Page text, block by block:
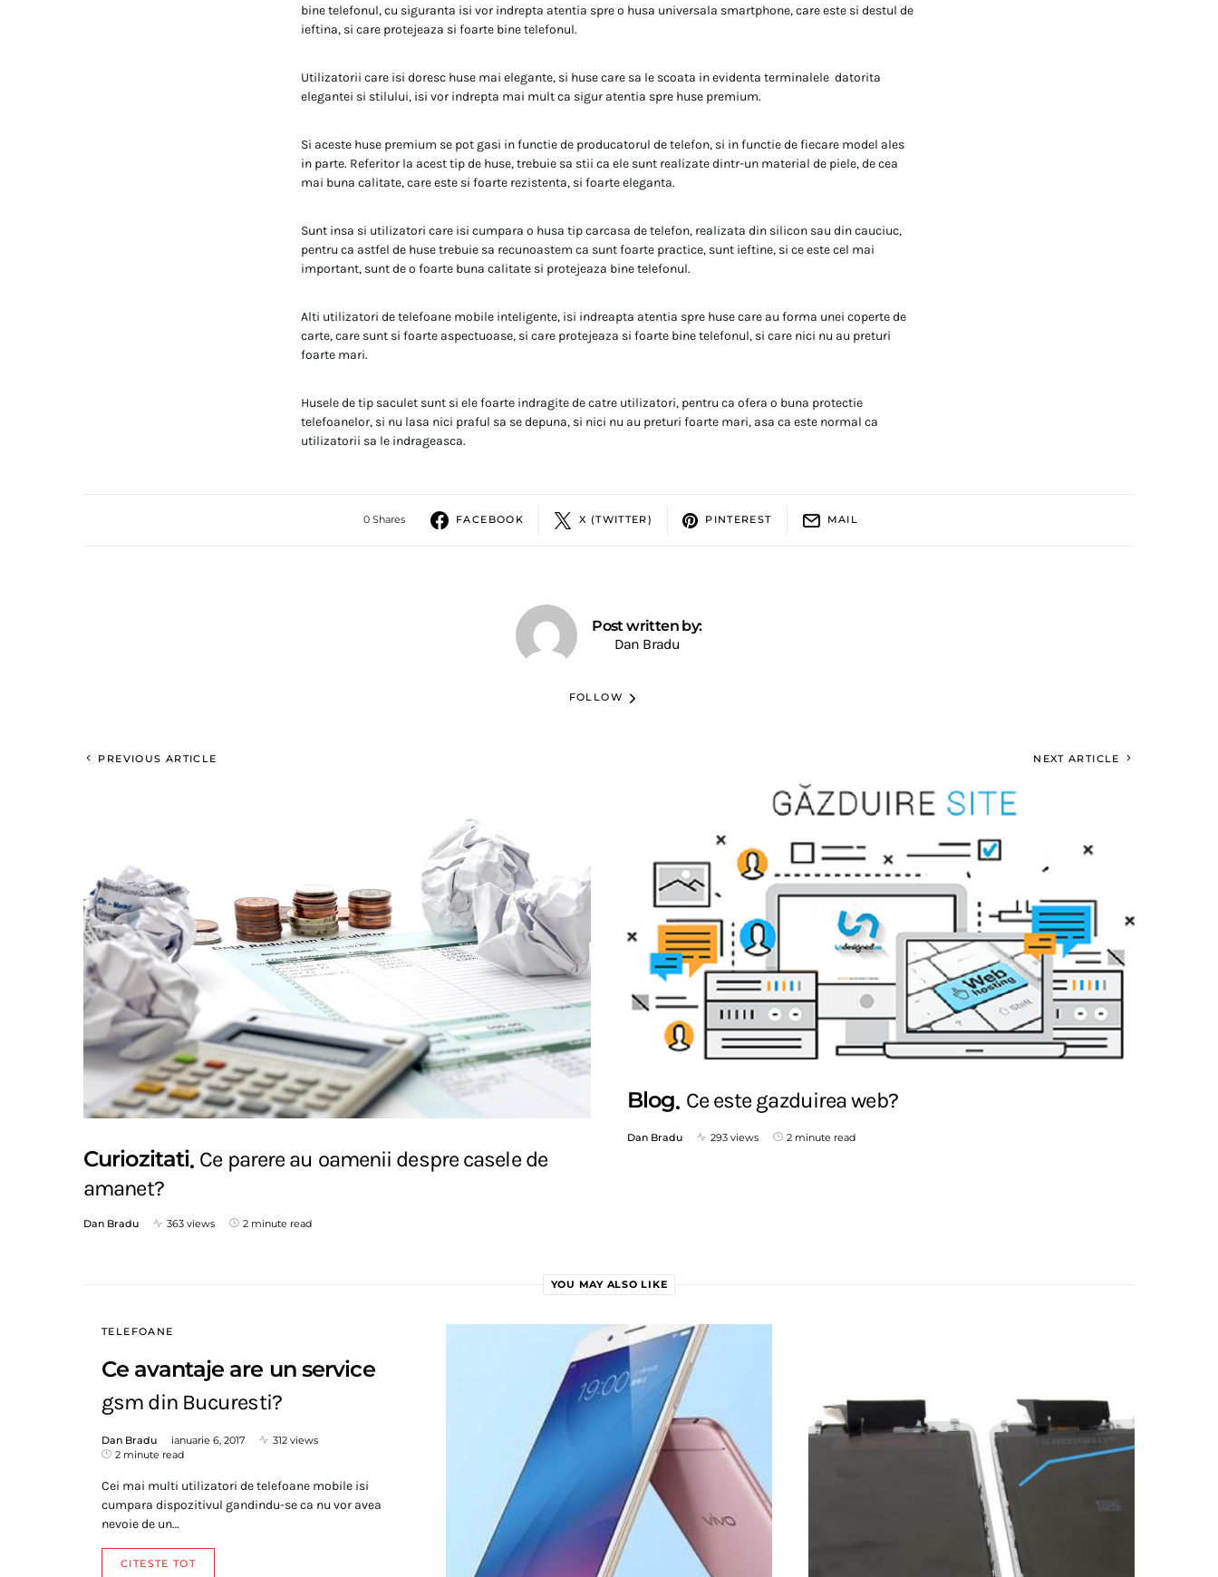
bine telefonul, cu siguranta isi vor indrepta atentia spre o husa universala smartphone, care este si destul de
ieftina, si care protejeaza si foarte bine telefonul.
Utilizatorii care isi doresc huse mai elegante, si huse care sa le scoata in evidenta terminalele datorita
elegantei si stilului, isi vor indrepta mai mult ca sigur atentia spre huse premium.
Si aceste huse premium se pot gasi in functie de producatorul de telefon, si in functie de fiecare model ales
in parte. Referitor la acest tip de huse, trebuie sa stii ca ele sunt realizate dintr-un material de piele, de cea
mai buna calitate, care este si foarte rezistenta, si foarte eleganta.
Sunt insa si utilizatori care isi cumpara o husa tip carcasa de telefon, realizata din silicon sau din cauciuc,
pentru ca astfel de huse trebuie sa recunoastem ca sunt foarte practice, sunt ieftine, si ce este cel mai
important, sunt de o foarte buna calitate si protejeaza bine telefonul.
Alti utilizatori de telefoane mobile inteligente, isi indreapta atentia spre huse care au forma unei coperte de
carte, care sunt si foarte aspectuoase, si care protejeaza si foarte bine telefonul, si care nici nu au preturi
foarte mari.
Husele de tip saculet sunt si ele foarte indragite de catre utilizatori, pentru ca ofera o buna protectie
telefoanelor, si nu lasa nici praful sa se depuna, si nici nu au preturi foarte mari, asa ca este normal ca
utilizatorii sa le indrageasca.
0 Shares FACEBOOK X (TWITTER) PINTEREST MAIL
Post written by:
Dan Bradu
FOLLOW
PREVIOUS ARTICLE
Curiozitati Ce parere au oamenii despre casele de
amanet?
Dan Bradu 363 views 2 minute read
NEXT ARTICLE
Blog Ce este gazduirea web?
Dan Bradu 293 views 2 minute read
YOU MAY ALSO LIKE
TELEFOANE
Ce avantaje are un service
gsm din Bucuresti?
Dan Bradu ianuarie 6, 2017
312 views
2 minute read
Cei mai multi utilizatori de telefoane mobile isi
cumpara dispozitivul gandindu-se ca nu vor avea
nevoie de un…
CITESTE TOT